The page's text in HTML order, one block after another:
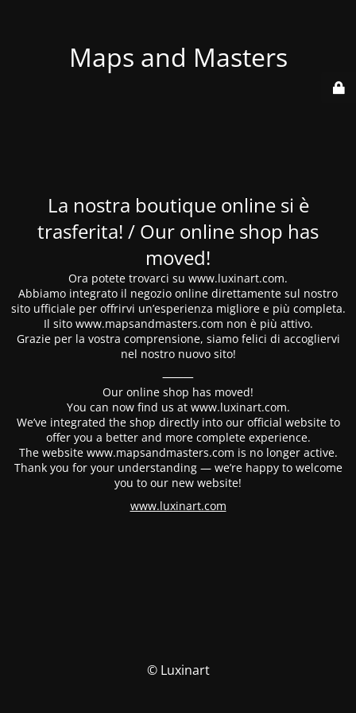
Maps and Masters
La nostra boutique online si è
trasferita! / Our online shop has
moved!
Ora potete trovarci su www.luxinart.com.
Abbiamo integrato il negozio online direttamente sul nostro
sito ufficiale per offrirvi un’esperienza migliore e più completa.
Il sito www.mapsandmasters.com non è più attivo.
Grazie per la vostra comprensione, siamo felici di accogliervi
nel nostro nuovo sito!
⸻
Our online shop has moved!
You can now find us at www.luxinart.com.
We’ve integrated the shop directly into our official website to
offer you a better and more complete experience.
The website www.mapsandmasters.com is no longer active.
Thank you for your understanding — we’re happy to welcome
you to our new website!
www.luxinart.com
© Luxinart